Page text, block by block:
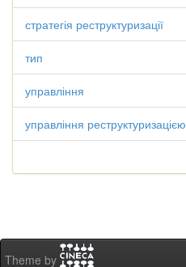
стратегія реструктуризації
тип
управління
управління реструктуризацією
Theme by